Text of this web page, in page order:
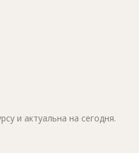
и актуальна на сегодня.